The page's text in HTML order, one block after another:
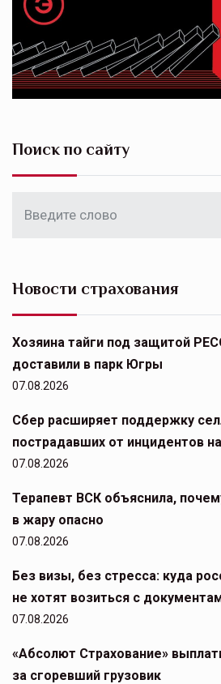
Поиск по сайту
Новости страхования
Хозяина тайги под защитой
доставили в парк Югры
07.08.2026
Сбер расширяет поддержку
пострадавших от инцидентов
07.08.2026
Терапевт ВСК объяснила,
в жару опасно
07.08.2026
Без визы, без стресса: куда
не хотят возиться с
07.08.2026
«Абсолют Страхование»
за сгоревший грузовик